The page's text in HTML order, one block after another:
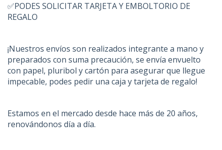
✅PODES SOLICITAR TARJETA Y EMBOLTORIO DE
REGALO
¡Nuestros envíos son realizados integrante a mano y
preparados con suma precaución, se envía envuelto
con papel, pluribol y cartón para asegurar que llegue
impecable, podes pedir una caja y tarjeta de regalo!
Estamos en el mercado desde hace más de 20 años,
renovándonos día a día.